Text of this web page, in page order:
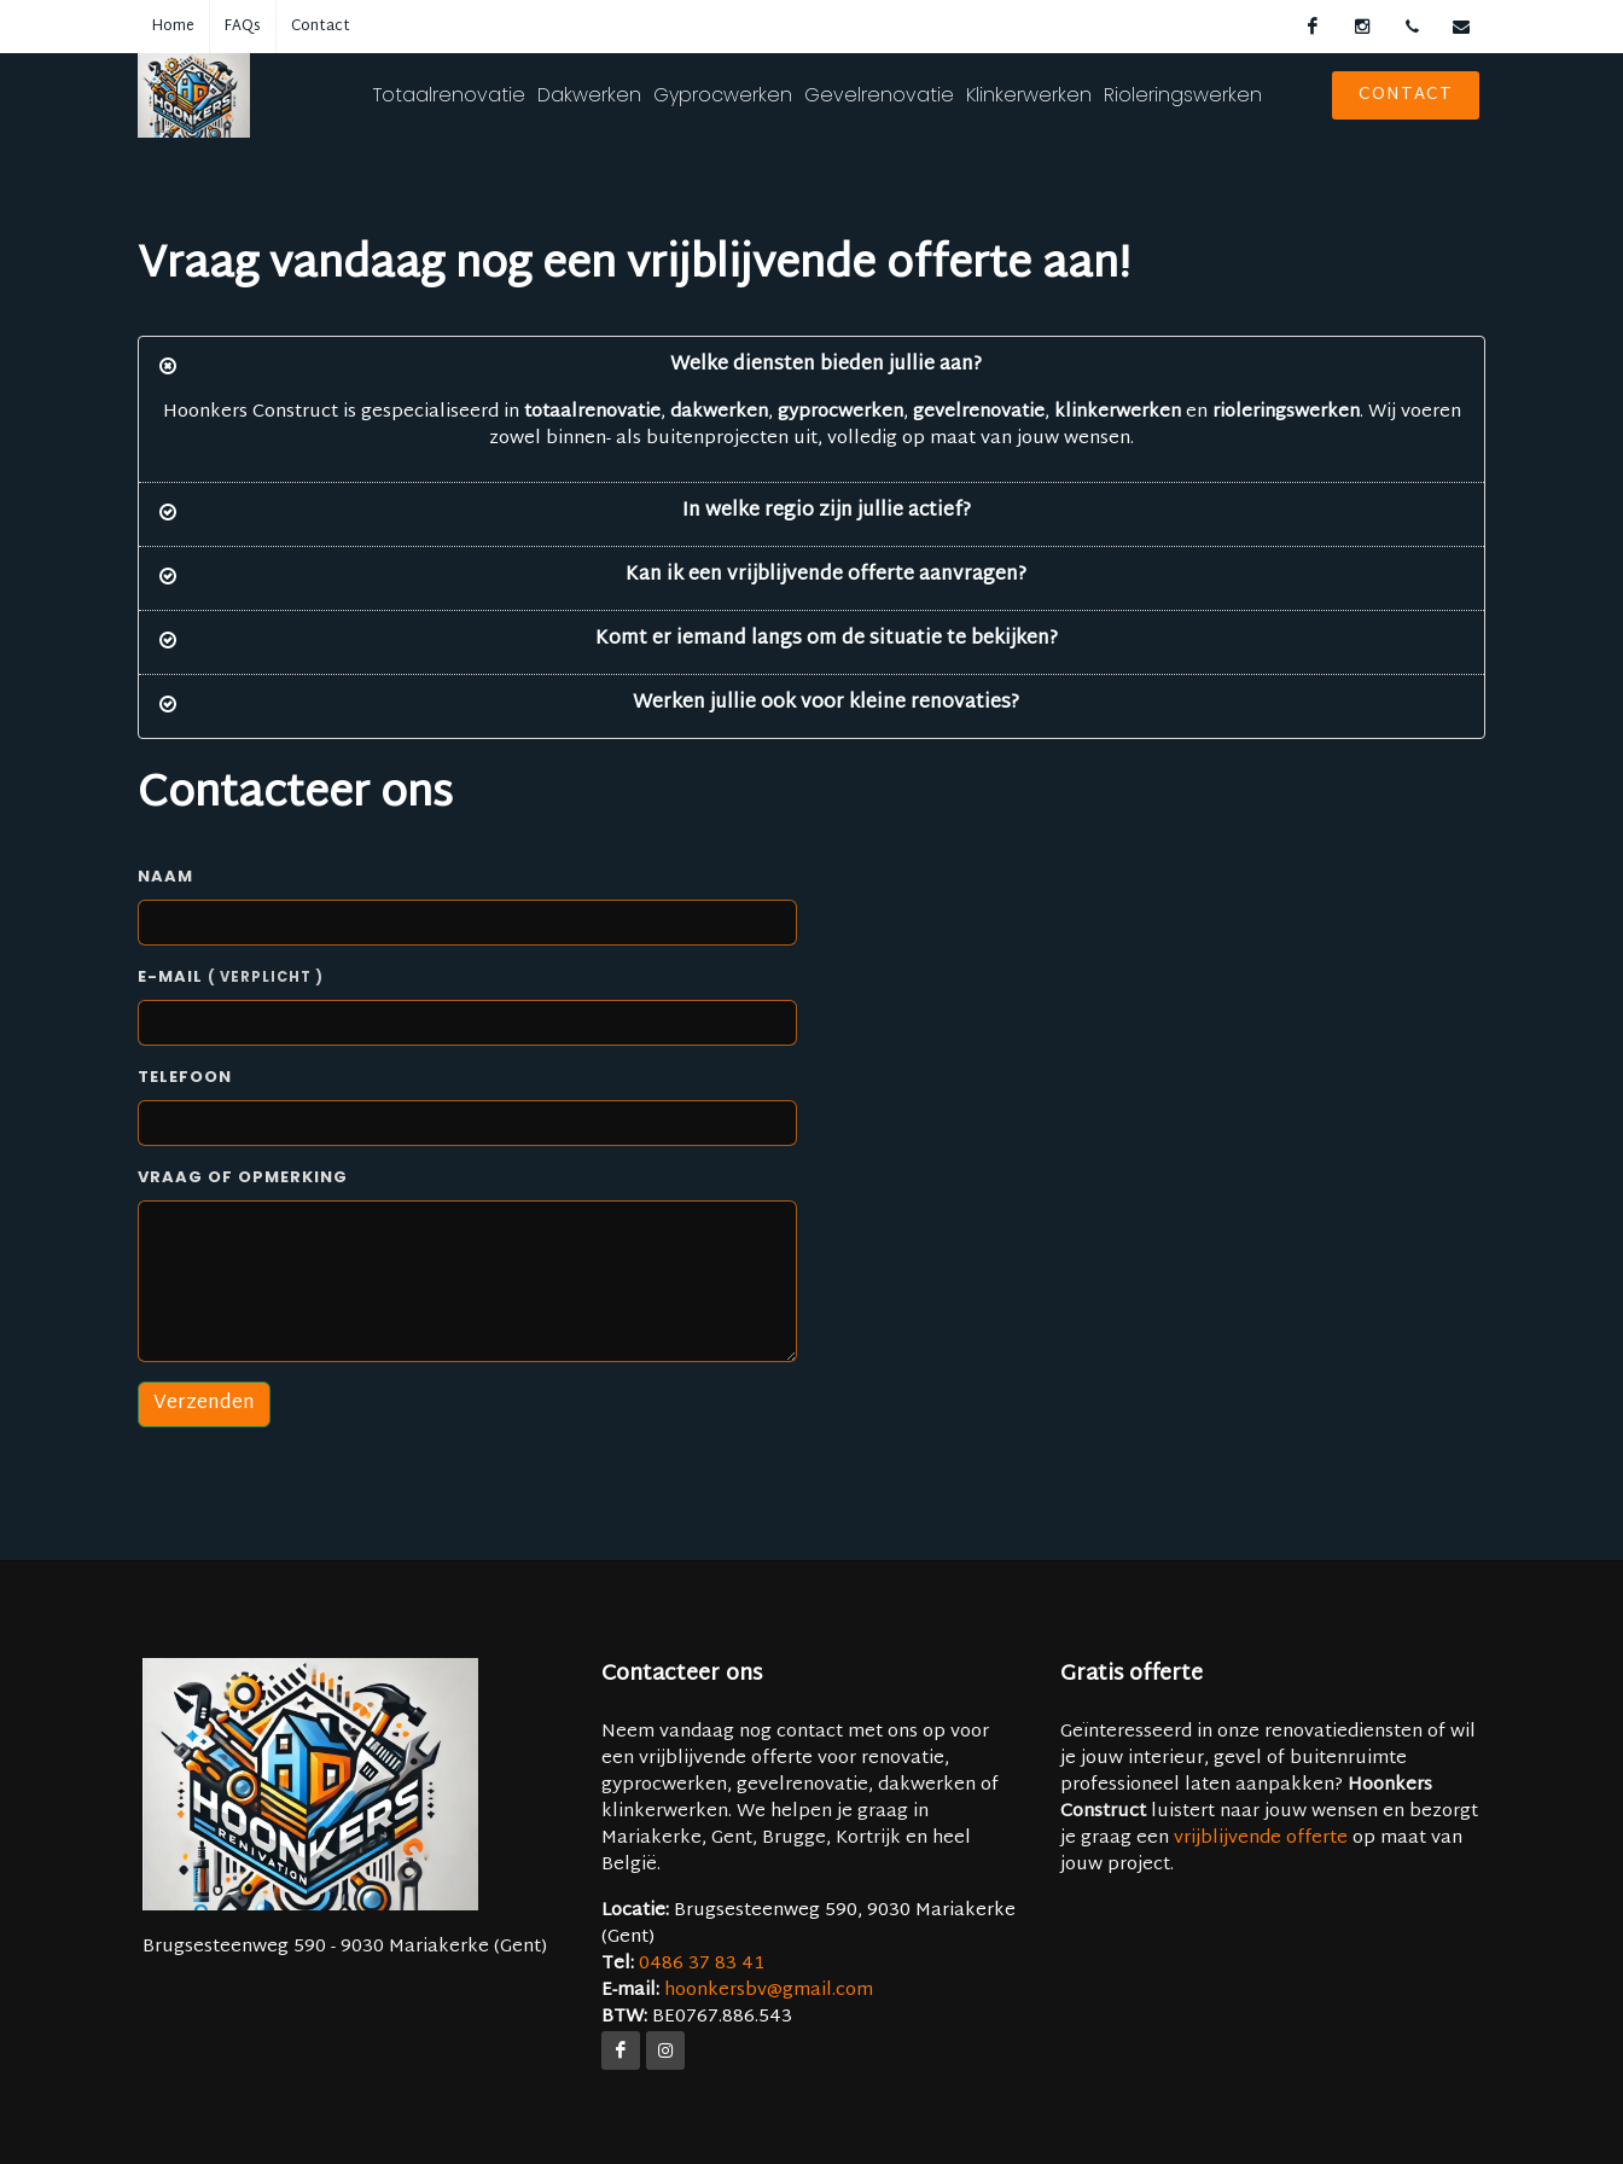
Home FAQs Contact FacebookInstagram0486 37 83 41
CONTACT
Totaalrenovatie Dakwerken Gyprocwerken Gevelrenovatie Klinkerwerken Rioleringswerken
Vraag vandaag nog een vrijblijvende offerte aan!
Welke diensten bieden jullie aan?
Hoonkers Construct is gespecialiseerd intotaalrenovatie,dakwerken,gyprocwerken,gevelrenovatie, klinkerwerkenen rioleringswerken. Wij voeren
zowel binnen- als buitenprojecten uit, volledig op maat van jouw wensen.
In welke regio zijn jullie actief?
Kan ik een vrijblijvende offerte aanvragen?
Komt er iemand langs om de situatie te bekijken?
Werken jullie ook voor kleine renovaties?
Contacteer ons
NAAM
E-MAIL ( VERPLICHT )
TELEFOON
VRAAG OF OPMERKING
Verzenden
Brugsesteenweg 590 - 9030 Mariakerke (Gent)
Contacteer ons
Neem vandaag nog contact met ons op voor
een vrijblijvende offerte voor renovatie,
gyprocwerken, gevelrenovatie, dakwerken of
klinkerwerken. We helpen je graag in
Mariakerke, Gent, Brugge, Kortrijk en heel
België.
Locatie:Brugsesteenweg 590, 9030 Mariakerke
(Gent)
Tel:0486 37 83 41
E-mail:hoonkersbv@gmail.com
BTW:BE0767.886.543
Gratis offerte
Geïnteresseerd in onze renovatiediensten of wil
je jouw interieur, gevel of buitenruimte
professioneel laten aanpakken? Hoonkers
Constructluistert naar jouw wensen en bezorgt
je graag eenvrijblijvende offerteop maat van
jouw project.